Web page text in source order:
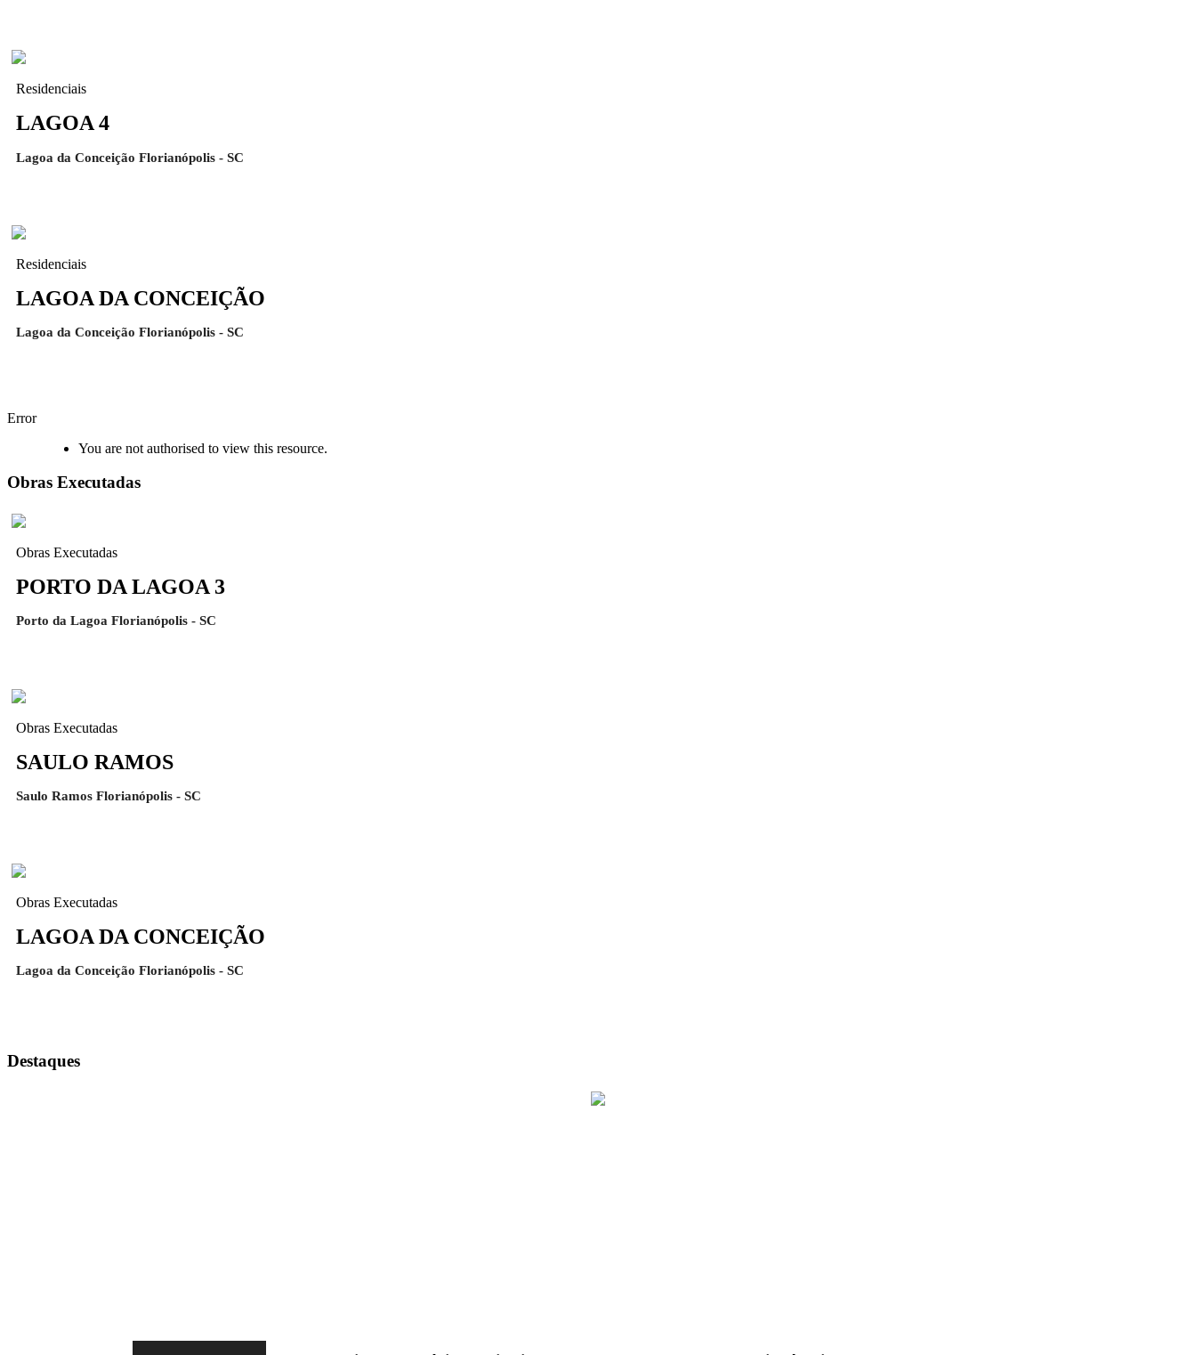
Residenciais
LAGOA 4
Lagoa da Conceição Florianópolis - SC
Residenciais
LAGOA DA CONCEIÇÃO
Lagoa da Conceição Florianópolis - SC
Error
You are not authorised to view this resource.
Obras Executadas
Obras Executadas
PORTO DA LAGOA 3
Porto da Lagoa Florianópolis - SC
Obras Executadas
SAULO RAMOS
Saulo Ramos Florianópolis - SC
Obras Executadas
LAGOA DA CONCEIÇÃO
Lagoa da Conceição Florianópolis - SC
Destaques